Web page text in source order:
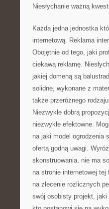
Niesłychanie ważną
Każda jedna jednostka
internetową. Reklama
Obojętnie od tego, jaki
ciekawą reklamę.
jakiej domeną są
solidne, wykonane z
także przeróżnego
Niezwykle dobrą
niezwykle efektowne.
na jaki model ogrodzenia
ofertą godną uwagi.
skonstruowania, nie ma
na stronie internetowej
na zlecenie rozlicznych
swój osobisty projekt, jaki